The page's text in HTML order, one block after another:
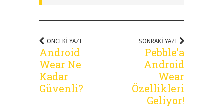
ÖNCEKI YAZI
Android
Wear Ne
Kadar
Güvenli?
SONRAKI YAZI
Pebble’a
Android
Wear
Özellikleri
Geliyor!